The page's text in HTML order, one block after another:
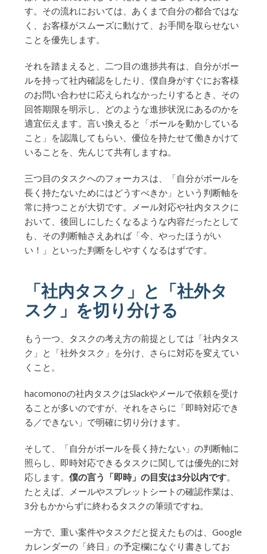
す。その流れにおいては、あくまで自分の都合ではな
く、お客様がスムーズに動けて、お手間を取らせない
ことを優先します。
それを踏まえると、二つ目の進捗共有は、自分がボー
ルを持って社内確認をしたり、僕自身がすぐにお客様
のお問い合わせに応えられなかったりするとき、その
回答期限を明示し、どのような進捗状況にあるのかを
適宜伝えます。言い換えると「ボールを動かしている
こと」を認識してもらい、優位を持たせて働きかけて
いることを、先んじて共有しますね。
三つ目のタスクへのフォーカスは、「自分がボールを
長く持たないためにはどうすべきか」という判断軸を
常に持つことが大切です。メール対応や社内タスクに
おいて、後回しにしたくなるような内容だったとして
も、その判断軸さえあれば「今、やったほうがい
い！」といった判断をしやすくなるはずです。
「社内タスク」と「社外タ
スク」を切り分ける
もう一つ、タスクの考え方の前提としては「社内タス
ク」と「社外タスク」を分け、さらに対応を変えてい
くこと。
hacomonoの社内タスクはSlackやメールで依頼を受け
ることが多いのですが、それをさらに「即時対応でき
る／できない」で明確に切り分けます。
そして、「自分がボールを長く持たない」の判断軸に
照らし、即時対応できるタスクに関しては優先的に対
応します。 僕の言う「即時」の目安は3分以内です。
たとえば、メールやスプレットシートの確認作業は、
3分もかからずに終わるタスクの筆頭ですね。
一方で、重い案件やタスクだと捉えたものは、Google
カレンダーの「終日」の予定欄になぐり書きしてお